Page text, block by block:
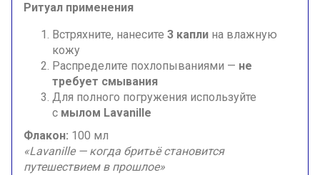
Ритуал применения
Встряхните, нанесите 3 капли на влажную
кожу
Распределите похлопываниями — не
требует смывания
Для полного погружения используйте
с мылом Lavanille
Флакон: 100 мл
«Lavanille — когда бритьё становится
путешествием в прошлое»